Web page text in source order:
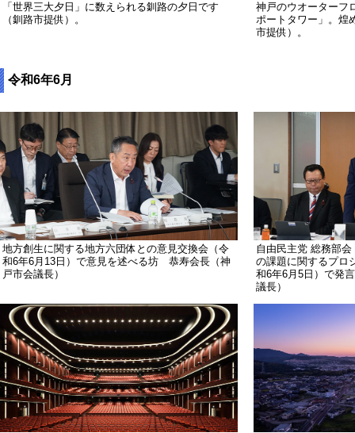
「世界三大夕日」に数えられる釧路の夕日です
（釧路市提供）。
神戸のウオーターフ
ポートタワー」。煌
市提供）。
令和6年6月
地方創生に関する地方六団体との意見交換会（令
和6年6月13日）で意見を述べる坊 恭寿会長（神
戸市会議長）
自由民主党 総務部
の課題に関するプロ
和6年6月5日）で発
議長）